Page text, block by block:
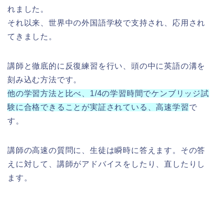
れました。
それ以来、世界中の外国語学校で支持され、応用され
てきました。
講師と徹底的に反復練習を行い、頭の中に英語の溝を
刻み込む方法です。
他の学習方法と比べ、1/4の学習時間でケンブリッジ試
験に合格できることが実証されている、高速学習で
す。
講師の高速の質問に、生徒は瞬時に答えます。その答
えに対して、講師がアドバイスをしたり、直したりし
ます。